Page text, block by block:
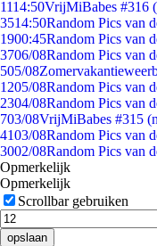
1114:50VrijMiBabes #316
3514:50Random Pics van
1900:45Random Pics van
3706/08Random Pics van
505/08
1205/08Random Pics van
2304/08Random Pics van
703/08VrijMiBabes #315
4103/08Random Pics van
3002/08Random Pics van
Opmerkelijk
Opmerkelijk
Scrollbar gebruiken
opslaan